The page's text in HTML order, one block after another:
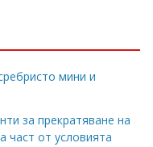
мини и
за прекратяване на
част от условията